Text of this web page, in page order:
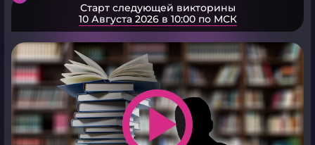
Старт следующей викторины
10 Августа 2026 в 10:00 по МСК
play_arrow